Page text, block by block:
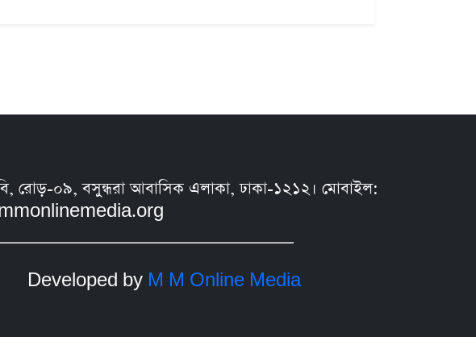
রোড়-০৯, বসুন্ধরা আবাসিক এলাকা, ঢাকা-১২১২। মোবাইল:
Developed by M M Online Media